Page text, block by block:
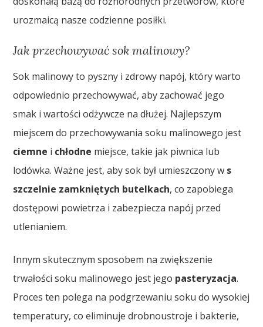
urozmaicą nasze codzienne posiłki.
Jak przechowywać sok malinowy?
Sok malinowy to pyszny i zdrowy napój, który warto
odpowiednio przechowywać, aby zachować jego
smak i wartości odżywcze na dłużej. Najlepszym
miejscem do przechowywania soku malinowego jest
ciemne i chłodne miejsce, takie jak piwnica lub
lodówka. Ważne jest, aby sok był umieszczony w s
szczelnie zamkniętych butelkach, co zapobiega
dostępowi powietrza i zabezpiecza napój przed
utlenianiem.
Innym skutecznym sposobem na zwiększenie
trwałości soku malinowego jest jego pasteryzacja.
Proces ten polega na podgrzewaniu soku do wysokiej
temperatury, co eliminuje drobnoustroje i bakterie,